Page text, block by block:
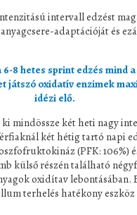
intervall edzést
adaptációját és
8 hetes sprint edzés mind
játszó oxidatív enzimek
idézi elő.
mindössze két heti nagy
két hétig tartó napi
(PFK: 106%)
külső részén található
oxidítav lebontásában.
terhelés hatékony